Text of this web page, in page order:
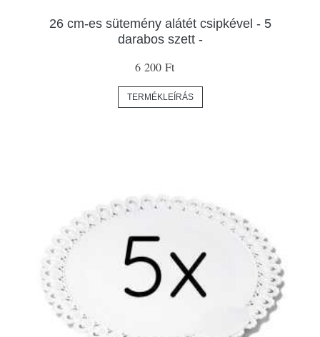
26 cm-es sütemény alátét csipkével - 5
darabos szett -
6 200 Ft
TERMÉKLEÍRÁS